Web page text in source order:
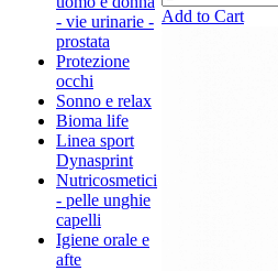
- vie urinarie -
prostata
Protezione
occhi
Sonno e relax
Bioma life
Linea sport
Dynasprint
Nutricosmetici
- pelle unghie
capelli
Igiene orale e
afte
Add to Cart